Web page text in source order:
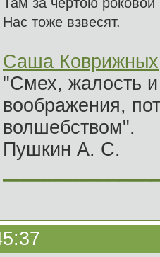
Нас тоже взвесят.
Саша Коврижных
"Смех, жалость
воображения,
волшебством".
Пушкин А. С.